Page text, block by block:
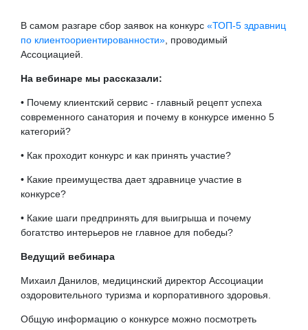
В самом разгаре сбор заявок на конкурс «ТОП-5 здравниц
по клиентоориентированности», проводимый
Ассоциацией.
На вебинаре мы рассказали:
• Почему клиентский сервис - главный рецепт успеха
современного санатория и почему в конкурсе именно 5
категорий?
• Как проходит конкурс и как принять участие?
• Какие преимущества дает здравнице участие в
конкурсе?
• Какие шаги предпринять для выигрыша и почему
богатство интерьеров не главное для победы?
Ведущий вебинара
Михаил Данилов, медицинский директор Ассоциации
оздоровительного туризма и корпоративного здоровья.
Общую информацию о конкурсе можно посмотреть